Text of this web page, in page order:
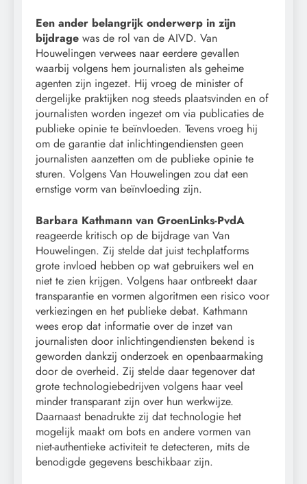
Een ander belangrijk onderwerp in zijn
bijdrage was de rol van de AIVD. Van
Houwelingen verwees naar eerdere gevallen
waarbij volgens hem journalisten als geheime
agenten zijn ingezet. Hij vroeg de minister of
dergelijke praktijken nog steeds plaatsvinden en of
journalisten worden ingezet om via publicaties de
publieke opinie te beïnvloeden. Tevens vroeg hij
om de garantie dat inlichtingendiensten geen
journalisten aanzetten om de publieke opinie te
sturen. Volgens Van Houwelingen zou dat een
ernstige vorm van beïnvloeding zijn.
Barbara Kathmann van GroenLinks-PvdA
reageerde kritisch op de bijdrage van Van
Houwelingen. Zij stelde dat juist techplatforms
grote invloed hebben op wat gebruikers wel en
niet te zien krijgen. Volgens haar ontbreekt daar
transparantie en vormen algoritmen een risico voor
verkiezingen en het publieke debat. Kathmann
wees erop dat informatie over de inzet van
journalisten door inlichtingendiensten bekend is
geworden dankzij onderzoek en openbaarmaking
door de overheid. Zij stelde daar tegenover dat
grote technologiebedrijven volgens haar veel
minder transparant zijn over hun werkwijze.
Daarnaast benadrukte zij dat technologie het
mogelijk maakt om bots en andere vormen van
niet-authentieke activiteit te detecteren, mits de
benodigde gegevens beschikbaar zijn.